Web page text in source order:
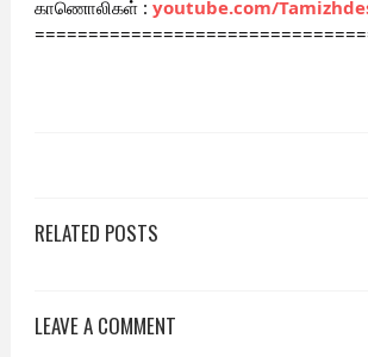
காணொலிகள் : youtube.com/
RELATED POSTS
LEAVE A COMMENT